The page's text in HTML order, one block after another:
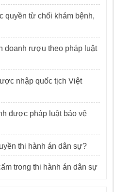
từ chối khám bệnh,
doanh rượu theo pháp luật
nhập quốc tịch Việt
được pháp luật bảo vệ
thi hành án dân sự?
trong thi hành án dân sự